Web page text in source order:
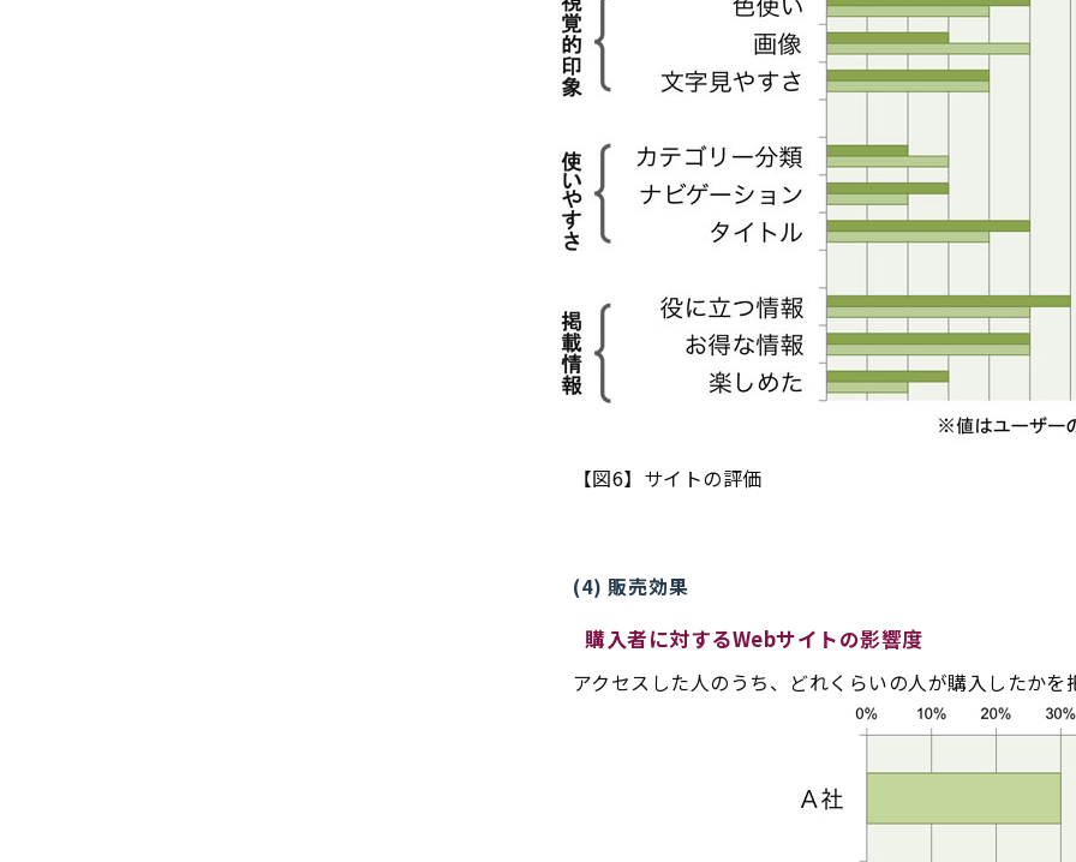
【図6】サイトの評価
(4) 販売効果
購入者に対するWebサイトの影響度
アクセスした人のうち、どれくらいの人が購入したかを